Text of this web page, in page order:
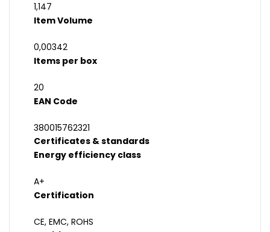
1,147
Item Volume
0,00342
Items per box
20
EAN Code
380015762321
Certificates & standards
Energy efficiency class
A+
Certification
CE, EMC, ROHS